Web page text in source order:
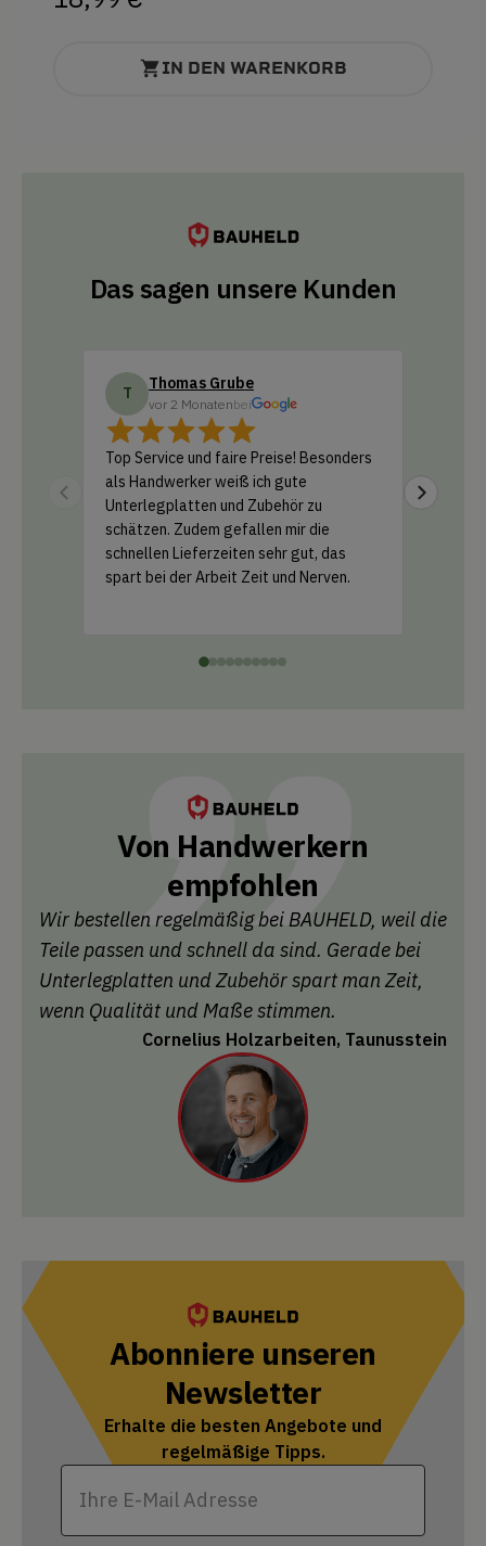
IN DEN WARENKORB
Das sagen unsere Kunden
T Thomas Grube
vor 2 Monatenbei
Top Service und faire Preise! Besonders
als Handwerker weiß ich gute
Unterlegplatten und Zubehör zu
schätzen. Zudem gefallen mir die
schnellen Lieferzeiten sehr gut, das
spart bei der Arbeit Zeit und Nerven.
Von Handwerkern
empfohlen
Wir bestellen regelmäßig bei BAUHELD, weil die
Teile passen und schnell da sind. Gerade bei
Unterlegplatten und Zubehör spart man Zeit,
wenn Qualität und Maße stimmen.
Cornelius Holzarbeiten, Taunusstein
Abonniere unseren
Newsletter
Erhalte die besten Angebote und
regelmäßige Tipps.